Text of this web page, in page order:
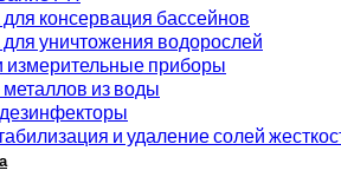
консервация бассейнов
уничтожения водорослей
измерительные приборы
из воды
и удаление солей